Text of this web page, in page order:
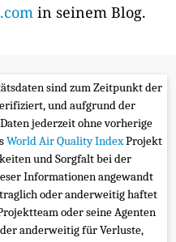
in seinem Blog.
sind zum Zeitpunkt der
und aufgrund der
jederzeit ohne vorherige
World Air Quality IndexProjekt
und Sorgfalt bei der
Informationen angewandt
oder anderweitig haftet
oder seine Agenten
anderweitig für Verluste,